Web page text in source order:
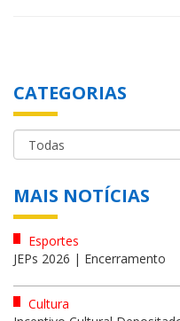
CATEGORIAS
MAIS NOTÍCIAS
Esportes
JEPs 2026 | Encerramento
Cultura